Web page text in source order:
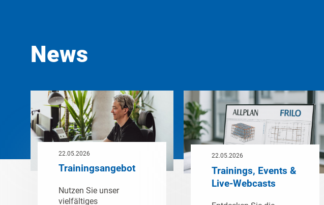
News
22.05.2026
Trainingsangebot
Nutzen Sie unser
vielfältiges
22.05.2026
Trainings, Events &
Live-Webcasts